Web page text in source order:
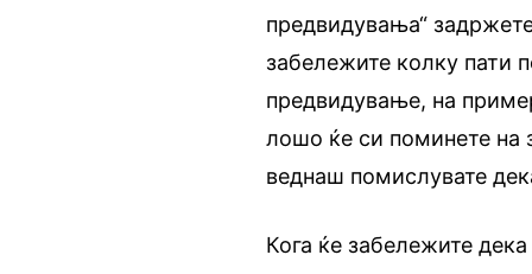
предвидувања“
забележите колку пати
предвидување, на
лошо ќе си поминете на
веднаш помислувате
Кога ќе забележите